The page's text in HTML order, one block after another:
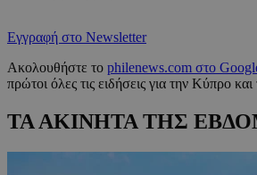
Εγγραφή στο Newsletter
Ακολουθήστε το philenews.com στο
πρώτοι όλες τις ειδήσεις για την Κύπρο
ΤΑ ΑΚΙΝΗΤΑ ΤΗΣ